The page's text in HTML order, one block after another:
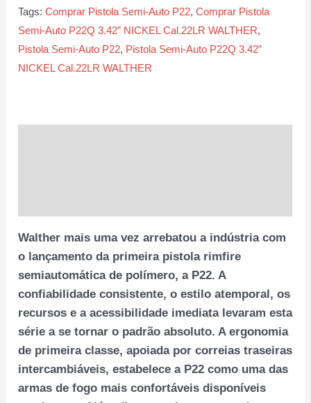
Tags:Comprar Pistola Semi-Auto P22,Comprar Pistola
Semi-Auto P22Q 3.42” NICKEL Cal.22LR WALTHER,
Pistola Semi-Auto P22, Pistola Semi-Auto P22Q 3.42”
NICKEL Cal.22LR WALTHER
Walther mais uma vez arrebatou a indústria com
o lançamento da primeira pistola rimfire
semiautomática de polímero, a P22. A
confiabilidade consistente, o estilo atemporal, os
recursos e a acessibilidade imediata levaram esta
série a se tornar o padrão absoluto. A ergonomia
de primeira classe, apoiada por correias traseiras
intercambiáveis, estabelece a P22 como uma das
armas de fogo mais confortáveis ​​disponíveis